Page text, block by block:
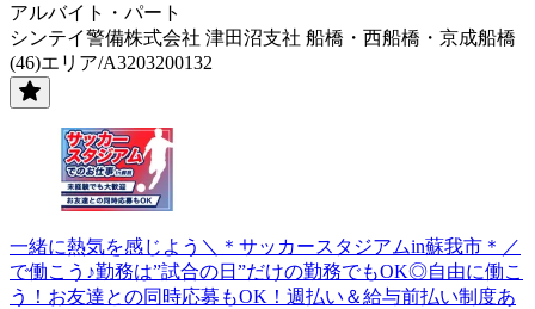
アルバイト・パート
シンテイ警備株式会社 津田沼支社 船橋・西船橋・京成船橋
(46)エリア/A3203200132
一緒に熱気を感じよう＼＊サッカースタジアムin蘇我市＊／
で働こう♪勤務は”試合の日”だけの勤務でもOK◎自由に働こ
う！お友達との同時応募もOK！週払い＆給与前払い制度あ